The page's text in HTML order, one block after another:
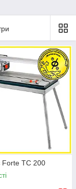
Forte TC 200